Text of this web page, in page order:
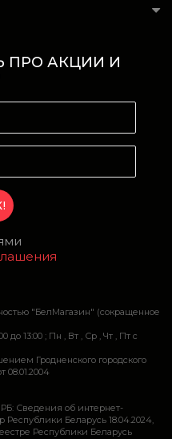
ПРО АКЦИИ И
"БелМагазин" (сокращенное
до 13:00 ; Пн , Вт , Ср , Чт , Пт c
Гродненского городского
08.01.2004
Сведения об интернет-
Беларусь 18.04.2024,
Республики Беларусь